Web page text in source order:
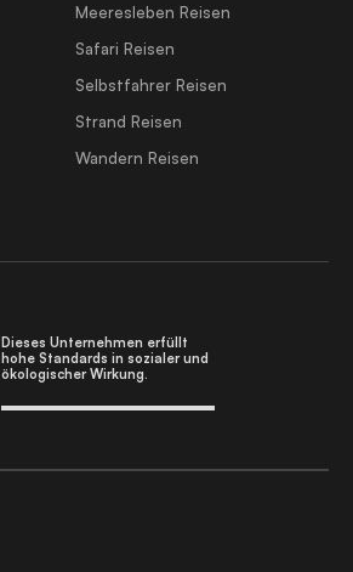
Meeresleben Reisen
Safari Reisen
Selbstfahrer Reisen
Strand Reisen
Wandern Reisen
Dieses Unternehmen erfüllt
hohe Standards in sozialer und
ökologischer Wirkung.